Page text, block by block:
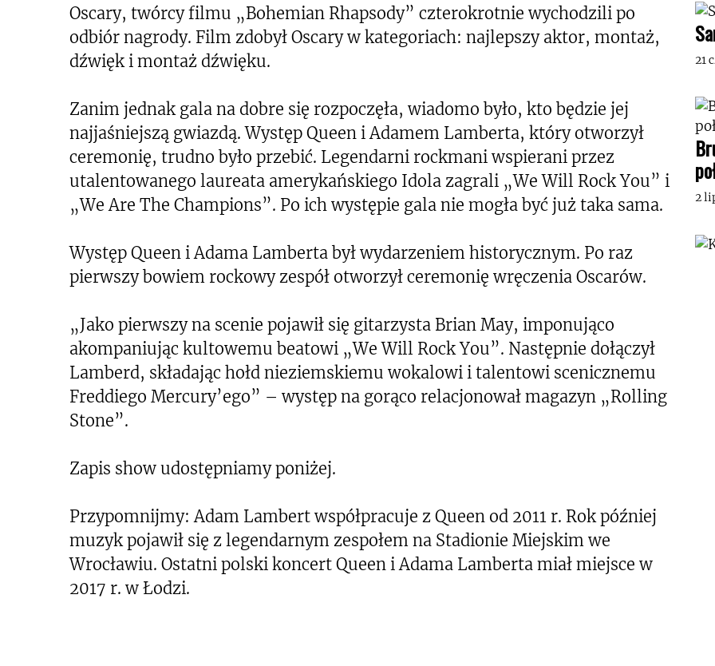
Oscary, twórcy filmu „Bohemian Rhapsody” czterokrotnie wychodzili po
odbiór nagrody. Film zdobył Oscary w kategoriach: najlepszy aktor, montaż,
dźwięk i montaż dźwięku.
Zanim jednak gala na dobre się rozpoczęła, wiadomo było, kto będzie jej
najjaśniejszą gwiazdą. Występ Queen i Adamem Lamberta, który otworzył
ceremonię, trudno było przebić. Legendarni rockmani wspierani przez
utalentowanego laureata amerykańskiego Idola zagrali „We Will Rock You” i
„We Are The Champions”. Po ich występie gala nie mogła być już taka sama.
Występ Queen i Adama Lamberta był wydarzeniem historycznym. Po raz
pierwszy bowiem rockowy zespół otworzył ceremonię wręczenia Oscarów.
„Jako pierwszy na scenie pojawił się gitarzysta Brian May, imponująco
akompaniując kultowemu beatowi „We Will Rock You”. Następnie dołączył
Lamberd, składając hołd nieziemskiemu wokalowi i talentowi scenicznemu
Freddiego Mercury’ego” – występ na gorąco relacjonował magazyn „Rolling
Stone”.
Zapis show udostępniamy poniżej.
Przypomnijmy: Adam Lambert współpracuje z Queen od 2011 r. Rok później
muzyk pojawił się z legendarnym zespołem na Stadionie Miejskim we
Wrocławiu. Ostatni polski koncert Queen i Adama Lamberta miał miejsce w
2017 r. w Łodzi.
21
2